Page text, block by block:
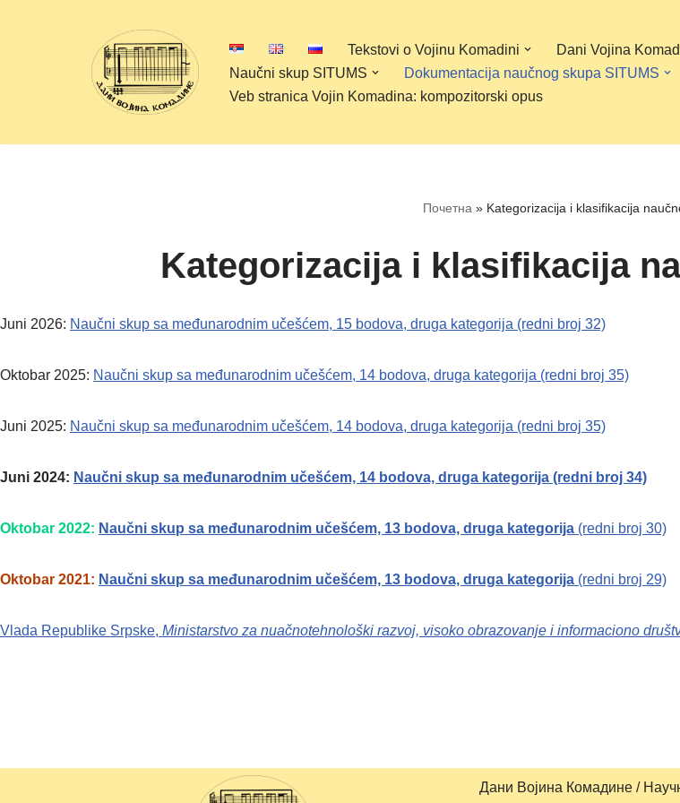
Tekstovi o Vojinu Komadini Dani Vojina
Naučni skup SITUMS
Dokumentacija naučnog skupa SITUMS
Veb stranica Vojin Komadina: kompozitorski opus
Почетна » Kategorizacija i klasifikacija
Kategorizacija i klasifikacija
Juni 2026: Naučni skup sa međunarodnim učešćem, 15 bodova, druga kategorija (redni broj 32)
Oktobar 2025: Naučni skup sa međunarodnim učešćem, 14 bodova, druga kategorija (redni broj 35)
Juni 2025: Naučni skup sa međunarodnim učešćem, 14 bodova, druga kategorija (redni broj 35)
Juni 2024: Naučni skup sa međunarodnim učešćem, 14 bodova, druga kategorija (redni broj 34)
Оktobar 2022: Naučni skup sa međunarodnim učešćem, 13 bodova, druga kategorija (redni broj 30)
Oktobar 2021: Naučni skup sa međunarodnim učešćem, 13 bodova, druga kategorija (redni broj 29)
Vlada Republike Srpske, Ministarstvo za nuačnotehnološki razvoj, visoko obrazovanje i informaciono
Дани Војина Комадине /